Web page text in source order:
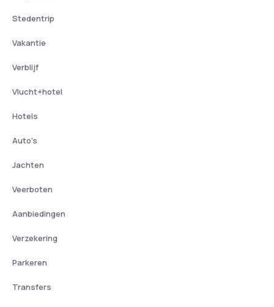
Stedentrip
Vakantie
Verblijf
Vlucht+hotel
Hotels
Auto's
Jachten
Veerboten
Aanbiedingen
Verzekering
Parkeren
Transfers